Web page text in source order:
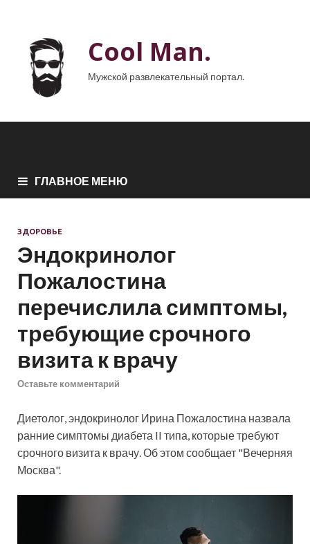
Cool Man.
Мужской развлекательный портал.
ГЛАВНОЕ МЕНЮ
ЗДОРОВЬЕ
Эндокринолог
Пожалостина
перечислила симптомы,
требующие срочного
визита к врачу
Оставьте комментарий
Диетолог, эндокринолог Ирина Пожалостина назвала
ранние симптомы диабета II типа, которые требуют
срочного визита к врачу. Об этом сообщает "Вечерняя
Москва".